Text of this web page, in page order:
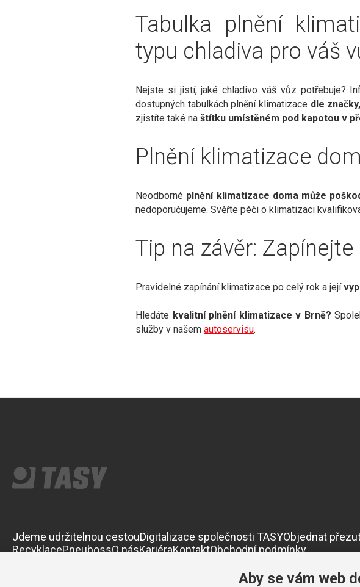
Tabulka plnění
typu chladiva pro váš
Nejste si jistí, jaké chladivo váš vůz potřebuje?
dostupných tabulkách plnění klimatizace dle
zjistíte také na štítku umístěném pod kapotou v
Plnění klimatizace
Neodborné plnění klimatizace doma může
nedoporučujeme. Svěřte péči o klimatizaci
Tip na závěr:
Pravidelné zapínání klimatizace po celý rok a její
Hledáte kvalitní plnění klimatizace v Brně?
služby v našem autoservisu.
Jdeme udržitelnou cestouDigitalizace společnosti TASYObjednat
RecyklacePneubossO násKariéraKontaktObchodní podmínky
Aby se vám web